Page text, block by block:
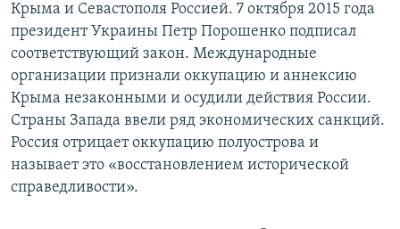
Крыма и Севастополя Россией. 7 октября 2015 года
президент Украины Петр Порошенко подписал
соответствующий закон. Международные
организации признали оккупацию и аннексию
Крыма незаконными и осудили действия России.
Страны Запада ввели ряд экономических санкций.
Россия отрицает оккупацию полуострова и
называет это «восстановлением исторической
справедливости».